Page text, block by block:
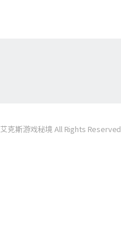
艾克斯游戏秘境 All Rights Reserved